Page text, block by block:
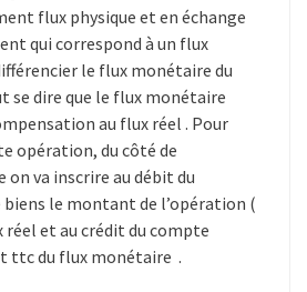
flux physique et en échange
qui correspond à un flux
le flux monétaire du
se dire que le flux monétaire
au flux réel . Pour
opération, du côté de
on va inscrire au débit du
biens le montant de l’opération (
réel et au crédit du compte
ttc du flux monétaire .